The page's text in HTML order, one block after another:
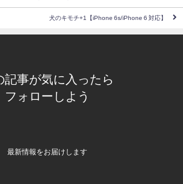
犬のキモチ+1【iPhone 6s/iPhone 6 対応】
記事が気に入ったら
フォローしよう
最新情報をお届けします